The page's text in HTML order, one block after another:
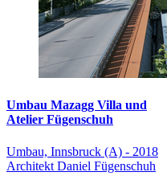
Umbau Mazagg Villa und
Atelier Fügenschuh
Umbau, Innsbruck (A) - 2018
Architekt Daniel Fügenschuh